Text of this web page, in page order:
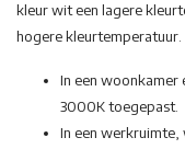
kleur wit een lagere
hogere kleurtemperatuur.
In een woonkamer
3000K toegepast.
In een